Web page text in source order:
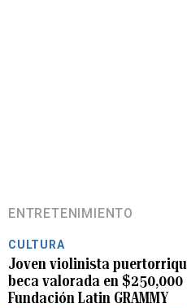
ENTRETENIMIENTO
CULTURA
Joven violinista
beca valorada en $250,000
Fundación Latin GRAMMY